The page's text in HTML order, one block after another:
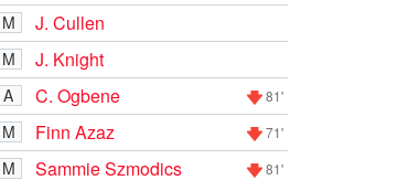
M
J. Cullen
M
J. Knight
A C. Ogbene 81'
M Finn Azaz 71'
M Sammie Szmodics 81'